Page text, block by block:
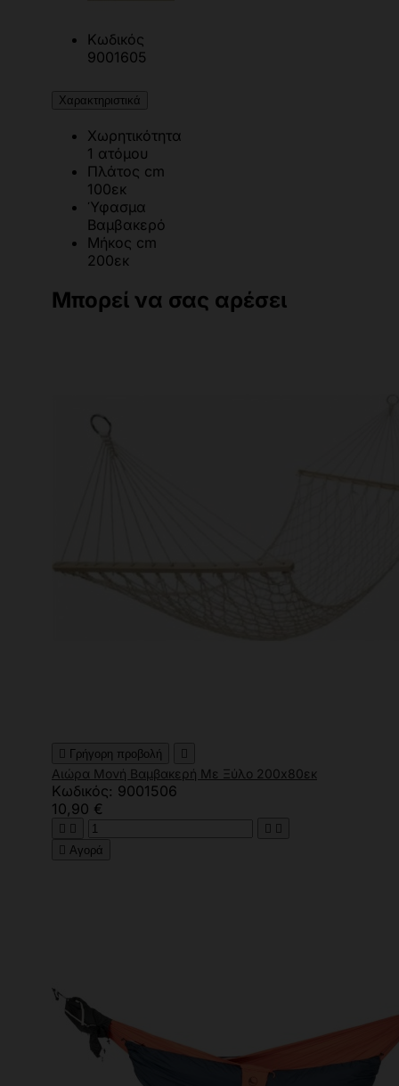
Κωδικός
9001605
Χαρακτηριστικά
Χωρητικότητα
1 ατόμου
Πλάτος cm
100εκ
Ύφασμα
Βαμβακερό
Μήκος cm
200εκ
Μπορεί να σας αρέσει
 Γρήγορη προβολή 
Αιώρα Μονή Βαμβακερή Με Ξύλο 200x80εκ
Κωδικός: 9001506
10,90 €
   
 Αγορά